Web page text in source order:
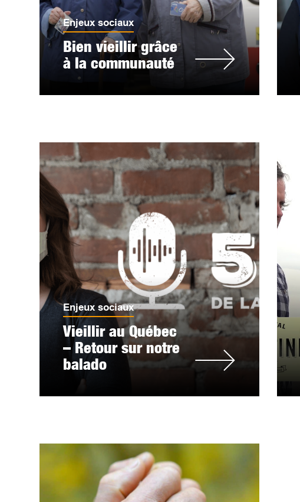
Enjeux sociaux
Bien vieillir grâce
à la communauté
Enjeux sociaux
Vieillir au Québec
– Retour sur notre
balado